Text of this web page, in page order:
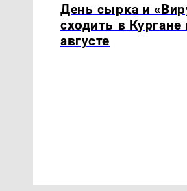
День сырка и
сходить в Кургане
августе